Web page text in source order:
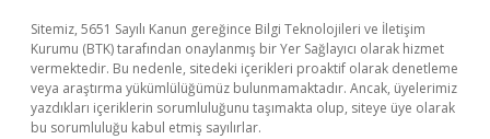
Sitemiz, 5651 Sayılı Kanun gereğince Bilgi Teknolojileri ve İletişim
Kurumu (BTK) tarafından onaylanmış bir Yer Sağlayıcı olarak hizmet
vermektedir. Bu nedenle, sitedeki içerikleri proaktif olarak denetleme
veya araştırma yükümlülüğümüz bulunmamaktadır. Ancak, üyelerimiz
yazdıkları içeriklerin sorumluluğunu taşımakta olup, siteye üye olarak
bu sorumluluğu kabul etmiş sayılırlar.